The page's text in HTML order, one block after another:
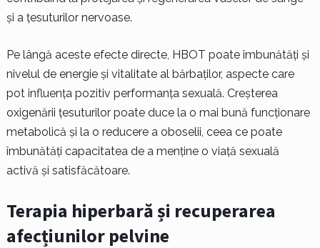
și a țesuturilor nervoase.
Pe lângă aceste efecte directe, HBOT poate îmbunătăți și
nivelul de energie și vitalitate al bărbaților, aspecte care
pot influența pozitiv performanța sexuală. Creșterea
oxigenării țesuturilor poate duce la o mai bună funcționare
metabolică și la o reducere a oboselii, ceea ce poate
îmbunătăți capacitatea de a menține o viață sexuală
activă și satisfăcătoare.
Terapia hiperbară și recuperarea
afecțiunilor pelvine